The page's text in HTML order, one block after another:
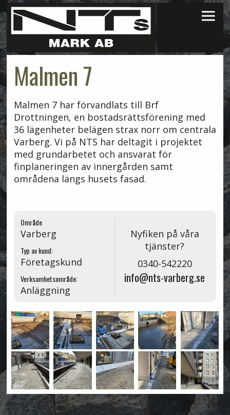
×
Malmen 7
Malmen 7 har förvandlats till Brf
Drottningen, en bostadsrättsförening med
36 lägenheter belägen strax norr om centrala
Varberg. Vi på NTS har deltagit i projektet
med grundarbetet och ansvarat för
finplaneringen av innergården samt
områdena längs husets fasad.
Område
Varberg
Typ av kund:
Företagskund
Verksamhetsområde:
Anläggning
Nyfiken på våra
tjänster?
0340-542220
info@nts-varberg.se